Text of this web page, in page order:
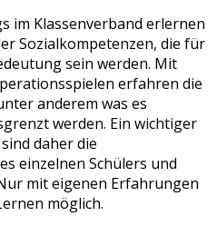
im Klassenverband erlernen
Sozialkompetenzen, die für
sein werden. Mit
erfahren die
anderem was es
werden. Ein wichtiger
daher die
einzelnen Schülers und
mit eigenen Erfahrungen
möglich.